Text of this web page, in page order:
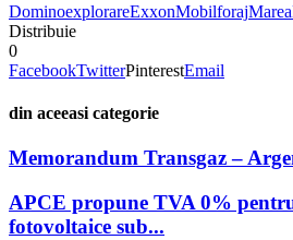
DominoexplorareExxonMobilforajMarea
Distribuie
0
FacebookTwitterPinterestEmail
din aceeasi categorie
Memorandum Transgaz –
APCE propune TVA 0%
fotovoltaice sub...